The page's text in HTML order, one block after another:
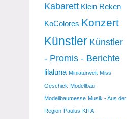
Kabarett Klein Reken
KoColores Konzert
Künstler Künstler
- Promis - Berichte
lilaluna Miniaturwelt Miss
Geschick Modellbau
Modellbaumesse Musik - Aus der
Region Paulus-KITA